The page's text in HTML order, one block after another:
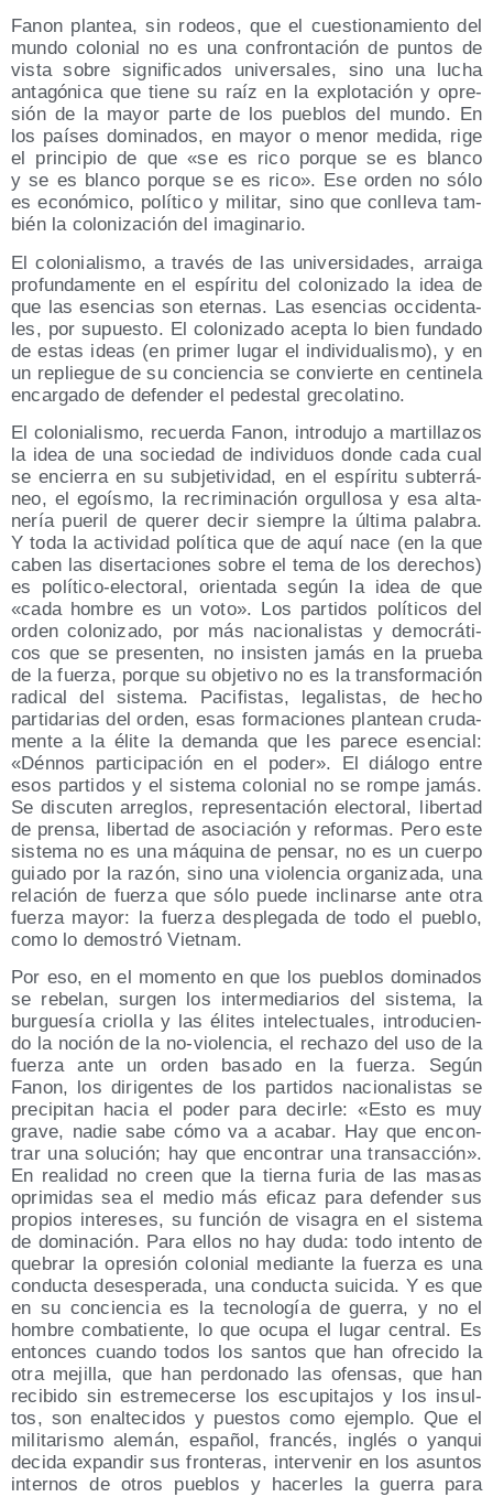
Fanon plan­tea, sin rodeos, que el cues­tio­na­mien­to del
mun­do colo­nial no es una con­fron­ta­ción de pun­tos de
vis­ta sobre sig­ni­fi­ca­dos uni­ver­sa­les, sino una lucha
anta­gó­ni­ca que tie­ne su raíz en la explo­ta­ción y opre­
sión de la mayor par­te de los pue­blos del mun­do. En
los paí­ses domi­na­dos, en mayor o menor medi­da, rige
el prin­ci­pio de que «se es rico por­que se es blan­co
y se es blan­co por­que se es rico». Ese orden no sólo
es eco­nó­mi­co, polí­ti­co y mili­tar, sino que con­lle­va tam­
bién la colo­ni­za­ción del imaginario.
El colo­nia­lis­mo, a tra­vés de las uni­ver­si­da­des, arrai­ga
pro­fun­da­men­te en el espí­ri­tu del colo­ni­za­do la idea de
que las esen­cias son eter­nas. Las esen­cias occi­den­ta­
les, por supues­to. El colo­ni­za­do acep­ta lo bien fun­da­do
de estas ideas (en pri­mer lugar el indi­vi­dua­lis­mo), y en
un replie­gue de su con­cien­cia se con­vier­te en cen­ti­ne­la
encar­ga­do de defen­der el pedes­tal grecolatino.
El colo­nia­lis­mo, recuer­da Fanon, intro­du­jo a mar­ti­lla­zos
la idea de una socie­dad de indi­vi­duos don­de cada cual
se encie­rra en su sub­je­ti­vi­dad, en el espí­ri­tu sub­te­rrá­
neo, el egoís­mo, la recri­mi­na­ción orgu­llo­sa y esa alta­
ne­ría pue­ril de que­rer decir siem­pre la últi­ma pala­bra.
Y toda la acti­vi­dad polí­ti­ca que de aquí nace (en la que
caben las diser­ta­cio­nes sobre el tema de los dere­chos)
es polí­ti­co-elec­to­ral, orien­ta­da según la idea de que
«cada hom­bre es un voto». Los par­ti­dos polí­ti­cos del
orden colo­ni­za­do, por más nacio­na­lis­tas y demo­crá­ti­
cos que se pre­sen­ten, no insis­ten jamás en la prue­ba
de la fuer­za, por­que su obje­ti­vo no es la trans­for­ma­ción
radi­cal del sis­te­ma. Paci­fis­tas, lega­lis­tas, de hecho
par­ti­da­rias del orden, esas for­ma­cio­nes plan­tean cru­da­
men­te a la éli­te la deman­da que les pare­ce esen­cial:
«Dén­nos par­ti­ci­pa­ción en el poder». El diá­lo­go entre
esos par­ti­dos y el sis­te­ma colo­nial no se rom­pe jamás.
Se dis­cu­ten arre­glos, repre­sen­ta­ción elec­to­ral, liber­tad
de pren­sa, liber­tad de aso­cia­ción y refor­mas. Pero este
sis­te­ma no es una máqui­na de pen­sar, no es un cuer­po
guia­do por la razón, sino una vio­len­cia orga­ni­za­da, una
rela­ción de fuer­za que sólo pue­de incli­nar­se ante otra
fuer­za mayor: la fuer­za des­ple­ga­da de todo el pue­blo,
como lo demos­tró Vietnam.
Por eso, en el momen­to en que los pue­blos domi­na­dos
se rebe­lan, sur­gen los inter­me­dia­rios del sis­te­ma, la
bur­gue­sía crio­lla y las éli­tes inte­lec­tua­les, intro­du­cien­
do la noción de la no-vio­len­cia, el recha­zo del uso de la
fuer­za ante un orden basa­do en la fuer­za. Según
Fanon, los diri­gen­tes de los par­ti­dos nacio­na­lis­tas se
pre­ci­pi­tan hacia el poder para decir­le: «Esto es muy
gra­ve, nadie sabe cómo va a aca­bar. Hay que encon­
trar una solu­ción; hay que encon­trar una tran­sac­ción».
En reali­dad no creen que la tier­na furia de las masas
opri­mi­das sea el medio más efi­caz para defen­der sus
pro­pios intere­ses, su fun­ción de visa­gra en el sis­te­ma
de domi­na­ción. Para ellos no hay duda: todo inten­to de
que­brar la opre­sión colo­nial median­te la fuer­za es una
con­duc­ta deses­pe­ra­da, una con­duc­ta sui­ci­da. Y es que
en su con­cien­cia es la tec­no­lo­gía de gue­rra, y no el
hom­bre com­ba­tien­te, lo que ocu­pa el lugar cen­tral. Es
enton­ces cuan­do todos los san­tos que han ofre­ci­do la
otra meji­lla, que han per­do­na­do las ofen­sas, que han
reci­bi­do sin estre­me­cer­se los escu­pi­ta­jos y los insul­
tos, son enal­te­ci­dos y pues­tos como ejem­plo. Que el
mili­ta­ris­mo ale­mán, espa­ñol, fran­cés, inglés o yan­qui
deci­da expan­dir sus fron­te­ras, inter­ve­nir en los asun­tos
inter­nos de otros pue­blos y hacer­les la gue­rra para